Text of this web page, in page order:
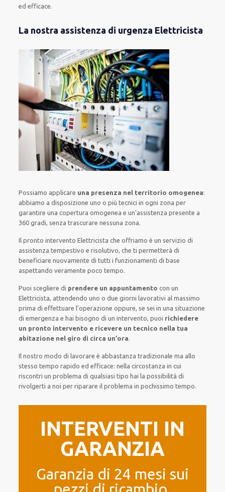
ed efficace.
La nostra assistenza di urgenza Elettricista
Possiamo applicare una presenza nel territorio omogenea:
abbiamo a disposizione uno o piùtecnici in ogni zona per
garantire una coperturaomogenea e un’assistenza presente a
360 gradi, senzatrascurarenessuna zona.
Il pronto intervento Elettricistache offriamo èun servizio di
assistenza tempestivo e risolutivo, che tipermetterà di
beneficiare nuovamente di tutti i funzionamenti di base
aspettando veramente poco tempo.
Puoi scegliere di prendere un appuntamento con un
Elettricista, attendendouno o due giorni lavorativi al massimo
prima dieffettuare l’operazione oppure, se sei in una situazione
di emergenza e hai bisogno diun intervento, puoi richiedere
un pronto intervento e ricevere un tecnico nella tua
abitazione nel giro di circa un’ora.
Il nostro modo di lavorare è abbastanza tradizionale ma allo
stesso tempo rapido ed efficace: nella circostanza in cui
riscontriun problema di qualsiasi tipo hai la possibilità di
rivolgerti a noi perriparare ilproblema in pochissimo tempo.
INTERVENTI IN
GARANZIA
Garanzia di 24 mesi sui